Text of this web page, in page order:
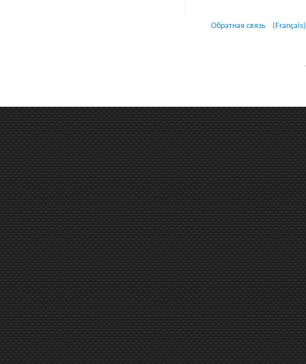
Обратная связь